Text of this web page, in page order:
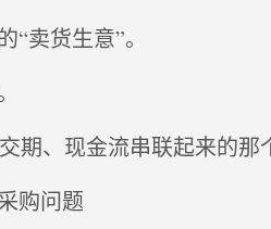
卖货生意”。
期、现金流串联起来的那
购问题